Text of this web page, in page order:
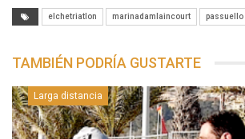
elchetriatlon marinadamlaincourt passuello
TAMBIÉN PODRÍA GUSTARTE
Larga distancia